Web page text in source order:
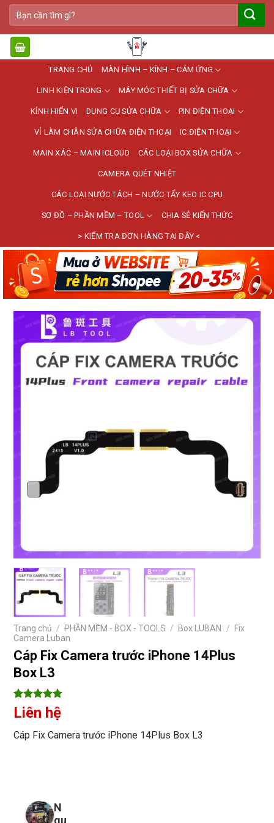
Bỏ
qua
nội
dung
Tìm
kiếm:
TRANG CHỦ MÀN HÌNH – KÍNH – CẢM ỨNG
LINH KIỆN TRONG MÁY MÓC THIẾT BỊ SỬA CHỮA
KÍNH HIỂN VI DỤNG CỤ SỬA CHỮA PIN ĐIỆN THOẠI
VỈ LÀM CHÂN SỬA CHỮA ĐIỆN THOẠI IC ĐIỆN THOẠI
MAIN XÁC – MAIN ICLOUD CÁC LOẠI BOX SỬA CHỮA
CAMERA QUÉT NHIỆT
CÁC LOẠI NƯỚC TÁCH – NƯỚC TẨY KEO IC CPU
SƠ ĐỒ – PHẦN MỀM – TOOL CHIA SẺ KIẾN THỨC
> KIỂM TRA ĐƠN HÀNG TẠI ĐÂY <
Trang chủ / PHẦN MỀM - BOX - TOOLS / Box LUBAN /
Fix
Camera Luban
Cáp Fix Camera trước iPhone 14Plus
Box L3
5 trên 5
dựa trên
9Liên hệ
Cáp Fix Camera trước iPhone 14Plus Box L3
N